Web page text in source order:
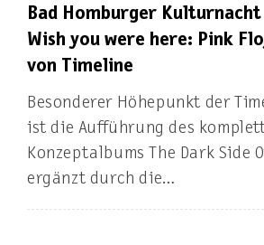
Bad Homburger Kulturnacht
Wish you were here: Pink
von Timeline
Besonderer Höhepunkt der
ist die Aufführung des
Konzeptalbums The Dark Side
ergänzt durch die…